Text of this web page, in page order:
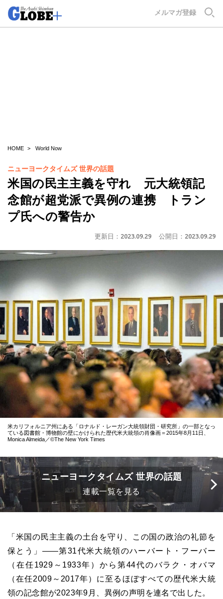
メルマガ登録
HOME World Now
ニューヨークタイムズ 世界の話題
米国の民主主義を守れ 元大統領記
念館が超党派で異例の連携 トラン
プ氏への警告か
更新日： 2023.09.29 公開日： 2023.09.29
米カリフォルニア州にある「ロナルド・レーガン大統領財団・研究所」の一部となっ
ている図書館・博物館の壁にかけられた歴代米大統領の肖像画＝2015年8月11日、
Monica Almeida／©The New York Times
ニューヨークタイムズ 世界の話題
連載一覧を見る
「米国の民主主義の土台を守り、この国の政治の礼節を
保とう」――第31代米大統領のハーバート・フーバー
（在任1929～1933年）から第44代のバラク・オバマ
（在任2009～2017年）に至るほぼすべての歴代米大統
領の記念館が2023年9月、異例の声明を連名で出した。